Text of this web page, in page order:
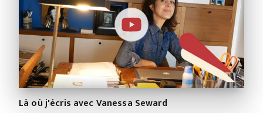
Là où j'écris avec Vanessa Seward